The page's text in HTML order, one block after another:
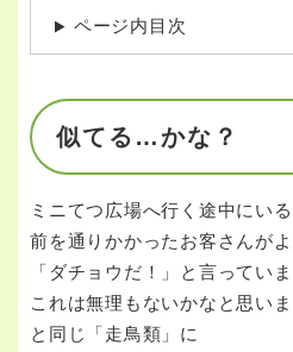
ページ内目次
似てる…かな？
ミニてつ広場へ行く途中にいる
前を通りかかったお客さんがよ
「ダチョウだ！」と言っていま
これは無理もないかなと思い
と同じ「走鳥類」に